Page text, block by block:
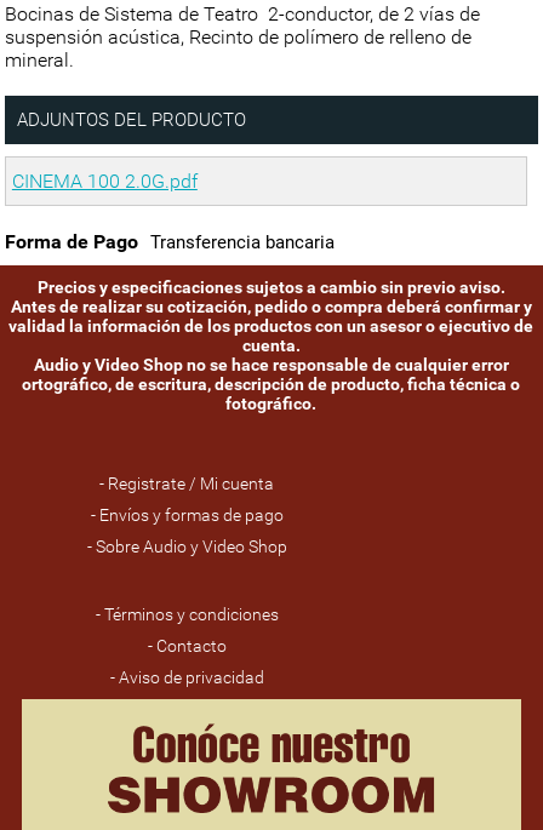
Bocinas de Sistema de Teatro 2-conductor, de 2 vías de
suspensión acústica, Recinto de polímero de relleno de
mineral.
ADJUNTOS DEL PRODUCTO
CINEMA 100 2.0G.pdf
Forma de Pago Transferencia bancaria
Precios y especificaciones sujetos a cambio sin previo aviso.
Antes de realizar su cotización, pedido o compra deberá confirmar y
validad la información de los productos con un asesor o ejecutivo de
cuenta.
Audio y Video Shop no se hace responsable de cualquier error
ortográfico, de escritura, descripción de producto, ficha técnica o
fotográfico.
- Registrate / Mi cuenta
- Envíos y formas de pago
- Sobre Audio y Video Shop
- Términos y condiciones
- Contacto
- Aviso de privacidad